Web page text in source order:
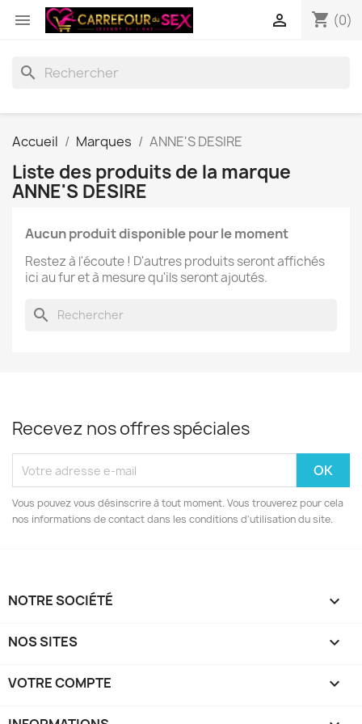
 shopping_cart (0)

search
Accueil Marques ANNE'S DESIRE
Liste des produits de la marque
ANNE'S DESIRE
Aucun produit disponible pour le moment
Restez à l'écoute ! D'autres produits seront affichés
ici au fur et à mesure qu'ils seront ajoutés.
search
Recevez nos offres spéciales
Vous pouvez vous désinscrire à tout moment. Vous trouverez pour cela
nos informations de contact dans les conditions d'utilisation du site.
NOTRE SOCIÉTÉ 
NOS SITES 
VOTRE COMPTE 